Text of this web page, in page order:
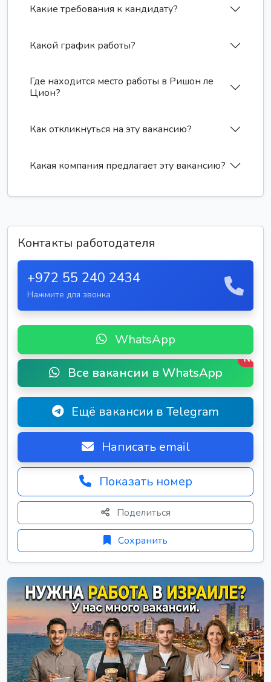
Какие требования к кандидату?
Какой график работы?
Где находится место работы в Ришон ле
Цион?
Как откликнуться на эту вакансию?
Какая компания предлагает эту вакансию?
Контакты работодателя
+972 55 240 2434
Нажмите для звонка
WhatsApp
Все вакансии в WhatsApp
New
Ещё вакансии в Telegram
Написать email
Показать номер
Поделиться
Сохранить